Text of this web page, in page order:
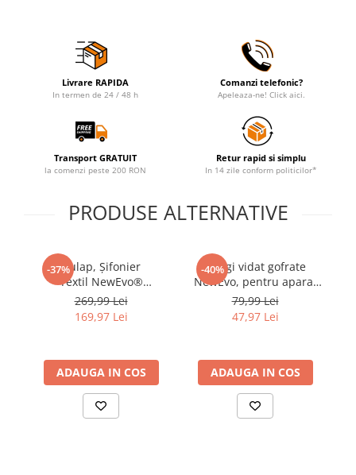
Livrare RAPIDA
In termen de 24 / 48 h
Comanzi telefonic?
Apeleaza-ne! Click aici.
Transport GRATUIT
la comenzi peste 200 RON
Retur rapid si simplu
In 14 zile conform politicilor*
PRODUSE ALTERNATIVE
-37%Dulap, Șifonier
Textil NewEvo®
125×165×42 cm,
Garderobă Pliabilă cu
Cadru Metalic Stabil, 4
Rafturi Textile, Husă de
Protecție, Negru
269,99 Lei
169,97 Lei
ADAUGA IN COS
-40%
Pungi vidat gofrate
NewEvo, pentru aparat
de vidat alimente, 1 rola,
28cm x 10m, reutilizabile,
rezistente, sous vide,
spalat, fara BPA,
transparent
79,99 Lei
47,97 Lei
ADAUGA IN COS